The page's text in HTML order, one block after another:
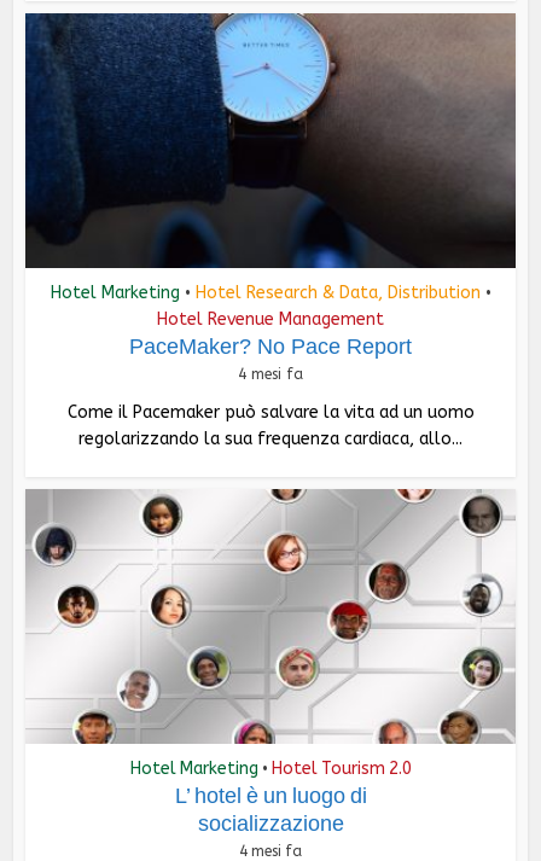
Hotel Marketing • Hotel Research & Data, Distribution •
Hotel Revenue Management
PaceMaker? No Pace Report
4 mesi fa
Come il Pacemaker può salvare la vita ad un uomo
regolarizzando la sua frequenza cardiaca, allo...
Hotel Marketing • Hotel Tourism 2.0
L’ hotel è un luogo di
socializzazione
4 mesi fa